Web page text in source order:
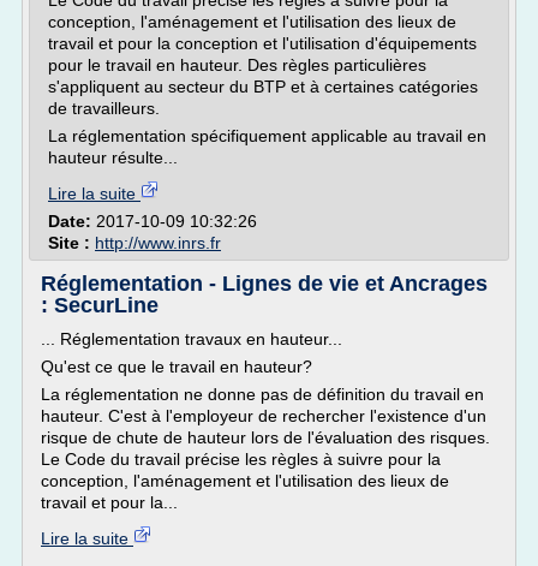
conception, l'aménagement et l'utilisation des lieux de
travail et pour la conception et l'utilisation d'équipements
pour le travail en hauteur. Des règles particulières
s'appliquent au secteur du BTP et à certaines catégories
de travailleurs.
La réglementation spécifiquement applicable au travail en
hauteur résulte...
Lire la suite
Date: 2017-10-09 10:32:26
Site : http://www.inrs.fr
Réglementation - Lignes de vie et Ancrages
: SecurLine
... Réglementation travaux en hauteur...
Qu'est ce que le travail en hauteur?
La réglementation ne donne pas de définition du travail en
hauteur. C'est à l'employeur de rechercher l'existence d'un
risque de chute de hauteur lors de l'évaluation des risques.
Le Code du travail précise les règles à suivre pour la
conception, l'aménagement et l'utilisation des lieux de
travail et pour la...
Lire la suite